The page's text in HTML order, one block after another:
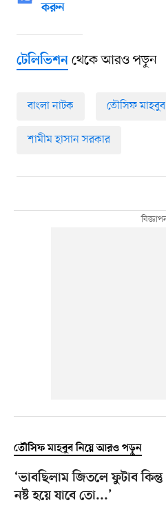
করুন
টেলিভিশনথেকে আরও পড়ুন
বাংলা নাটক তৌসিফ মাহবুব
শামীম হাসান সরকার
তৌসিফ মাহবুব নিয়ে আরও পড়ুন
‘ভাবছিলাম জিতলে ফুটাব কিন্তু
নষ্ট হয়ে যাবে তো...’